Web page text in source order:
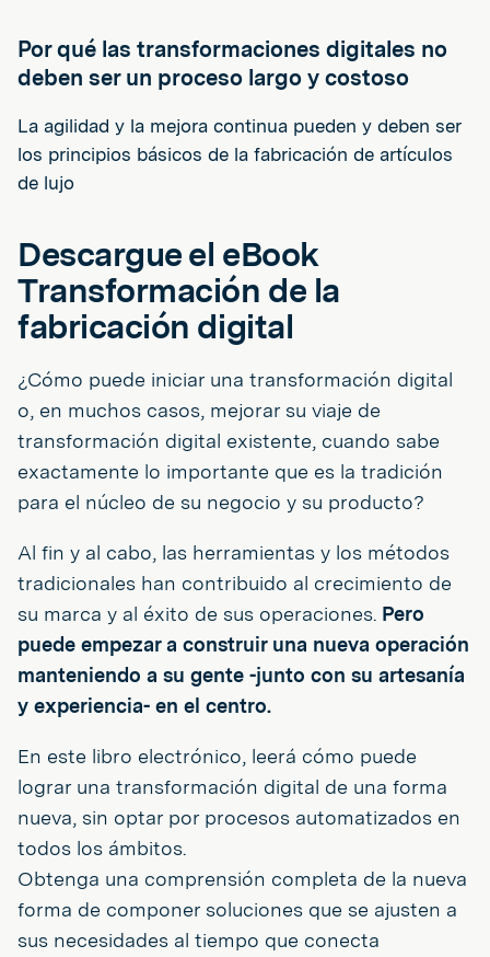
Por qué las transformaciones digitales no
deben ser un proceso largo y costoso
La agilidad y la mejora continua pueden y deben ser
los principios básicos de la fabricación de artículos
de lujo
Descargue el eBook
Transformación de la
fabricación digital
¿Cómo puede iniciar una transformación digital
o, en muchos casos, mejorar su viaje de
transformación digital existente, cuando sabe
exactamente lo importante que es la tradición
para el núcleo de su negocio y su producto?
Al fin y al cabo, las herramientas y los métodos
tradicionales han contribuido al crecimiento de
su marca y al éxito de sus operaciones. Pero
puede empezar a construir una nueva operación
manteniendo a su gente -junto con su artesanía
y experiencia- en el centro.
En este libro electrónico, leerá cómo puede
lograr una transformación digital de una forma
nueva, sin optar por procesos automatizados en
todos los ámbitos.
Obtenga una comprensión completa de la nueva
forma de componer soluciones que se ajusten a
sus necesidades al tiempo que conecta